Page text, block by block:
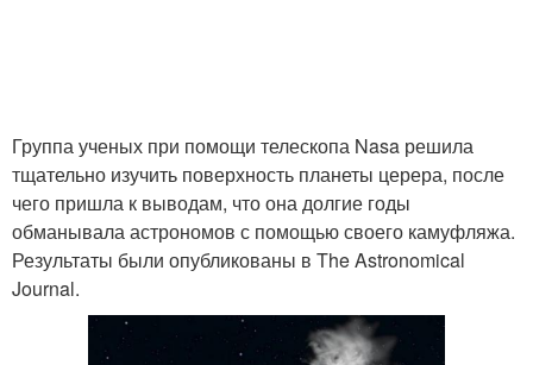
Группа ученых при помощи телескопа Nasa решила
тщательно изучить поверхность планеты церера, после
чего пришла к выводам, что она долгие годы
обманывала астрономов с помощью своего камуфляжа.
Результаты были опубликованы в The Astronomical
Journal.